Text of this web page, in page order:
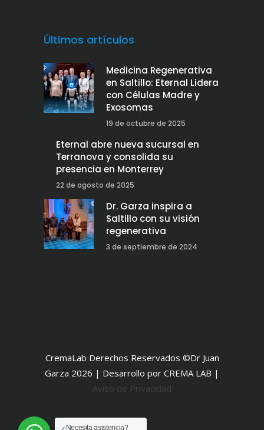
Últimos artículos
Medicina Regenerativa
en Saltillo: Eternal Lidera
con Células Madre y
Exosomas
19 de octubre de 2025
Eternal abre nueva sucursal en
Terranova y consolida su
presencia en Monterrey
22 de agosto de 2025
Dr. Garza inspira a
Saltillo con su visión
regenerativa
3 de septiembre de 2024
CremaLab Derechos Reservados ©Dr Juan
Garza 2026 | Desarrollo por CREMA LAB |
Aviso de Privacidad
¿Necesita asistencia?